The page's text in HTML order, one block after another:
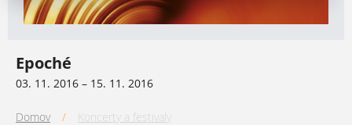
Epoché
03. 11. 2016 – 15. 11. 2016
Domov / Koncerty a festivaly